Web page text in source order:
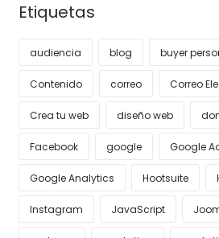
Etiquetas
audiencia blog buyer
Contenido correo Correo
Crea tu web diseño web
Facebook google Google
Google Analytics Hootsuite
Instagram JavaScript